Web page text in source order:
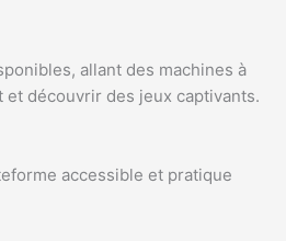
allant des machines à
découvrir des jeux captivants.
accessible et pratique